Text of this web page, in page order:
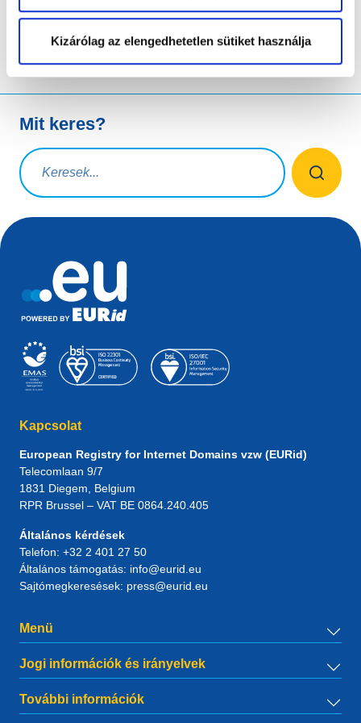
Kizárólag az elengedhetetlen sütiket használja
Mit keres?
Keresési lekérdezés
Kapcsolat
European Registry for Internet Domains vzw (EURid)
Telecomlaan 9/7
1831 Diegem , Belgium
RPR Brussel – VAT BE 0864.240.405
Általános kérdések
Telefon: +32 2 401 27 50
Általános támogatás: info@eurid.eu
Sajtómegkeresések: press@eurid.eu
Menü
Jogi információk és irányelvek
További információk